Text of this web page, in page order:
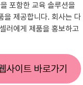
포함한 교육 솔루션을
을 제공합니다. 회사는 다
러에게 제품을 홍보하고
사이트 바로가기